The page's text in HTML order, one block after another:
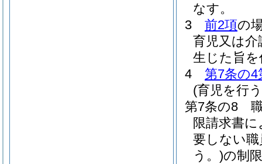
なす。
3
前2項の
育児又は
生じた旨
4
第7条の4
(育児を行
第7条の8
限請求書
要しない
う。)の制